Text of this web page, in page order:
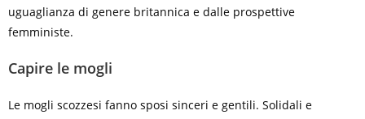
uguaglianza di genere britannica e dalle prospettive
femministe.
Capire le mogli
Le mogli scozzesi fanno sposi sinceri e gentili. Solidali e